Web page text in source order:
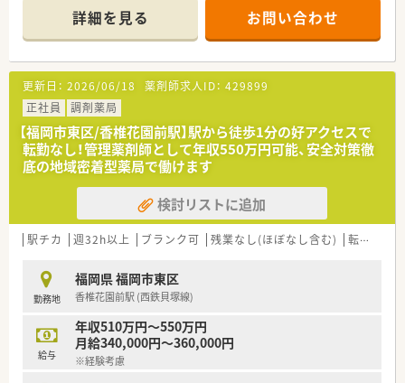
個人宅まで多岐に渡りますので薬剤師としてスキルを磨ける環
境です。
●ワークライフバランスを実現する為に様々な勤務形態があり
ます。結婚や出産、その他の環境の変化に応じた希望の勤務形態
を選択する事が可能ですので、無理なく就業する事ができます。
●教育・研修制度が充実しています。定期的な勉強会から階層別
研修、接遇研修、合宿研修など多岐にわたり、希望する研修に参
加することが可能ですので自分のペースでスキルアップする事
ができます。
詳細を見る お問い合わせ
更新日： 2026/06/18 薬剤師求人ID： 429899
正社員
調剤薬局
【福岡市東区/香椎花園前駅】駅から徒歩1分の好アクセスで
転勤なし！管理薬剤師として年収550万円可能、安全対策徹
底の地域密着型薬局で働けます
検討リストに追加
駅チカ 週32h以上 ブランク可 残業なし(ほぼなし含む) 転勤なし
勤務地
福岡県 福岡市東区
香椎花園前駅 (西鉄貝塚線)
給与
年収510万円～550万円
月給340,000円～360,000円
※経験考慮